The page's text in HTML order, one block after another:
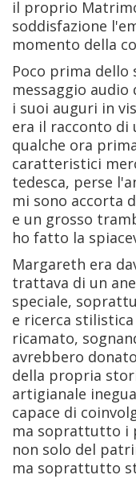
il proprio
soddisfazione
momento della
Poco prima dello
messaggio audio
i suoi auguri in
era il racconto di
qualche ora
caratteristici
tedesca, perse
mi sono accorta
e un grosso
ho fatto la
Margareth era
trattava di un
speciale,
e ricerca stilistica
ricamato,
avrebbero
della propria
artigianale
capace di
ma soprattutto i
non solo del
ma soprattutto